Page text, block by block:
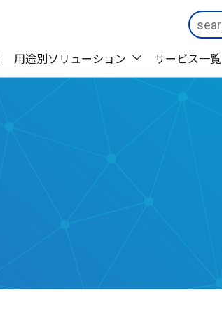
用途別ソリューション サービス一覧